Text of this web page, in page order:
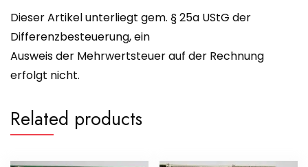
Dieser Artikel unterliegt gem. § 25a UStG der
Differenzbesteuerung, ein
Ausweis der Mehrwertsteuer auf der Rechnung
erfolgt nicht.
Related products